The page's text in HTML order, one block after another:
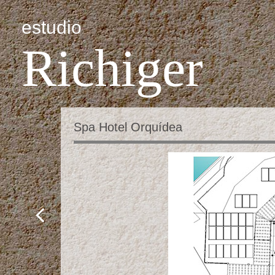
estudio
Richiger
Spa Hotel Orquídea